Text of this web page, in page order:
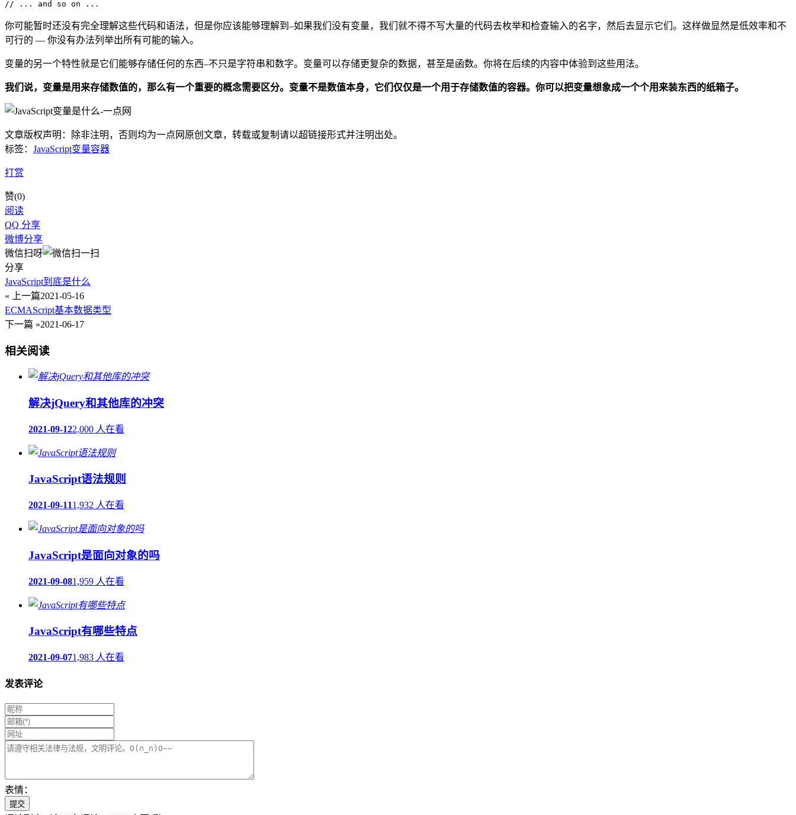
你可能暂时还没有完全理解这些代码和语法，但是你应该能够理解到–如果我们没有变量，我们就不得不写大量的代码去枚举和检查输入的名字，然后去显示它们。这样做显然是低效率和不
可行的 — 你没有办法列举出所有可能的输入。
变量的另一个特性就是它们能够存储任何的东西–不只是字符串和数字。变量可以存储更复杂的数据，甚至是函数。你将在后续的内容中体验到这些用法。
我们说，变量是用来存储数值的，那么有一个重要的概念需要区分。变量不是数值本身，它们仅仅是一个用于存储数值的容器。你可以把变量想象成一个个用来装东西的纸箱子。
文章版权声明：除非注明，否则均为一点网 原创文章，转载或复制请以超链接形式并注明出处。
标签： JavaScript变量容器
打赏
赞(0)
阅读
QQ 分享
微博分享
微信扫呀
分享
JavaScript到底是什么
« 上一篇2021-05-16
ECMAScript基本数据类型
下一篇 »2021-06-17
相关阅读
解决jQuery和其他库的冲突
2021-09-122,000 人在看
JavaScript语法规则
2021-09-111,932 人在看
JavaScript是面向对象的吗
2021-09-081,959 人在看
JavaScript有哪些特点
2021-09-071,983 人在看
发表评论
表情：